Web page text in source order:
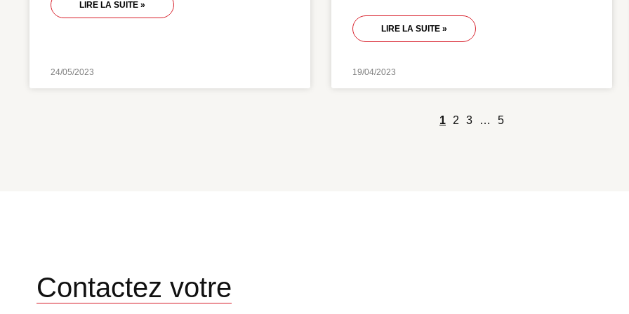
LIRE LA SUITE »
24/05/2023
LIRE LA SUITE »
19/04/2023
1 2 3 … 5
Contactez votre